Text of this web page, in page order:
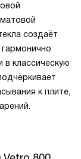
создаёт
в классическую
к плите,